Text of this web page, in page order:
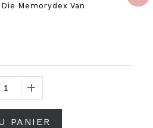
Memorydex Van
PANIER